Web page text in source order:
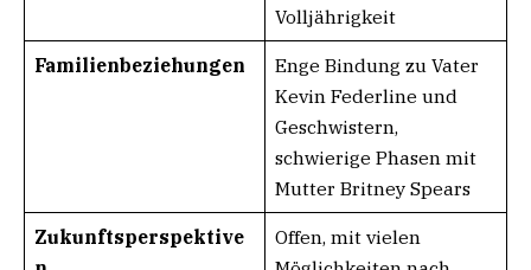
Volljährigkeit
Familienbeziehungen
Enge Bindung zu Vater
Kevin Federline und
Geschwistern,
schwierige Phasen mit
Mutter Britney Spears
Zukunftsperspektive
Offen, mit vielen